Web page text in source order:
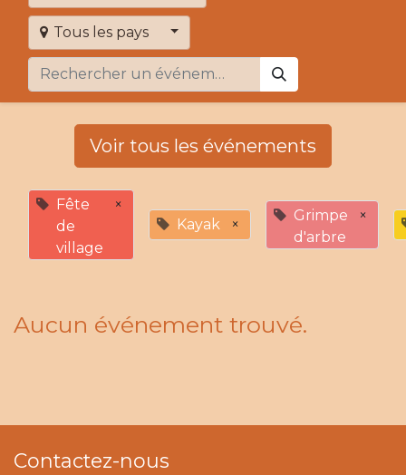
Tous les pays
Voir tous les événements
Fête
de
village
×
Kayak
×
Grimpe
d'arbre
×
Aucun événement trouvé.
Contactez-nous